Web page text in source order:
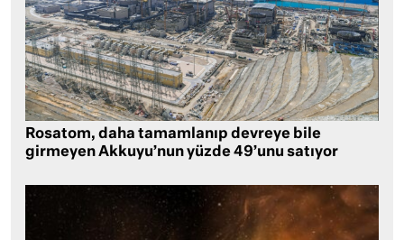
Rosatom, daha tamamlanıp devreye bile
girmeyen Akkuyu’nun yüzde 49’unu satıyor